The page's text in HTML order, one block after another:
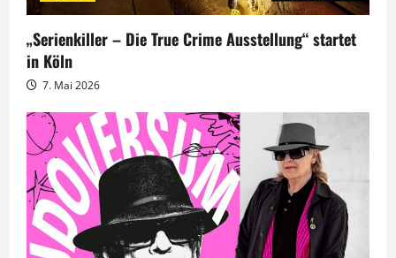
„Serienkiller – Die True Crime Ausstellung“ startet
in Köln
7. Mai 2026